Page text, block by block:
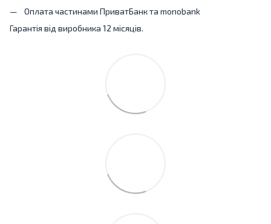
Оплата частинами ПриватБанк та monobank
Гарантія від виробника 12 місяців.